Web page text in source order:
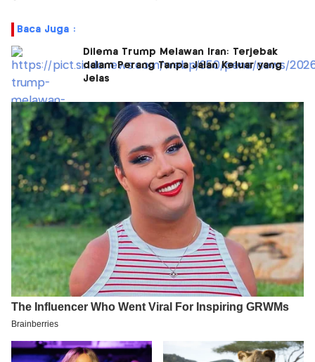
Baca Juga :
Dilema Trump Melawan Iran: Terjebak
dalam Perang Tanpa Jalan Keluar yang
Jelas